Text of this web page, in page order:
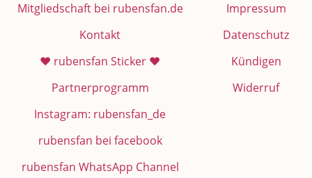
Mitgliedschaft bei rubensfan.de
Kontakt
❤️ rubensfan Sticker ❤️
Partnerprogramm
Instagram: rubensfan_de
rubensfan bei facebook
rubensfan WhatsApp Channel
Impressum
Datenschutz
Kündigen
Widerruf